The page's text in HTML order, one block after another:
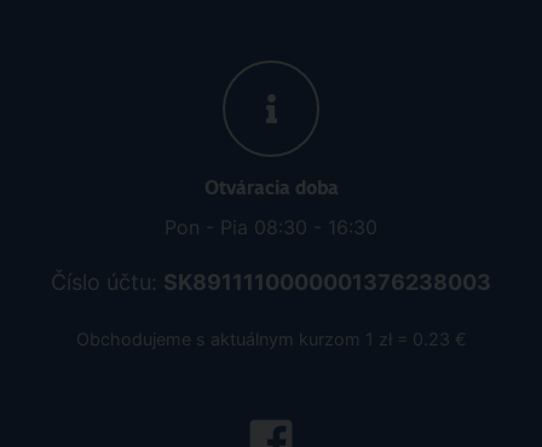
Otváracia doba
Pon - Pia 08:30 - 16:30
Číslo účtu: SK8911110000001376238003
Obchodujeme s aktuálnym kurzom 1 zł = 0.23 €